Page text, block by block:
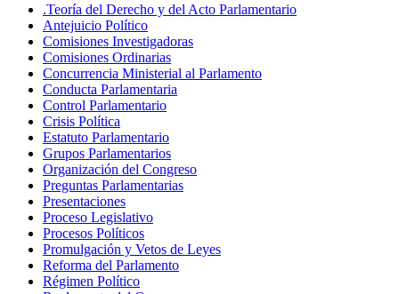
.Teoría del Derecho y del Acto Parlamentario
Antejuicio Político
Comisiones Investigadoras
Comisiones Ordinarias
Concurrencia Ministerial al Parlamento
Conducta Parlamentaria
Control Parlamentario
Crisis Política
Estatuto Parlamentario
Grupos Parlamentarios
Organización del Congreso
Preguntas Parlamentarias
Presentaciones
Proceso Legislativo
Procesos Políticos
Promulgación y Vetos de Leyes
Reforma del Parlamento
Régimen Político